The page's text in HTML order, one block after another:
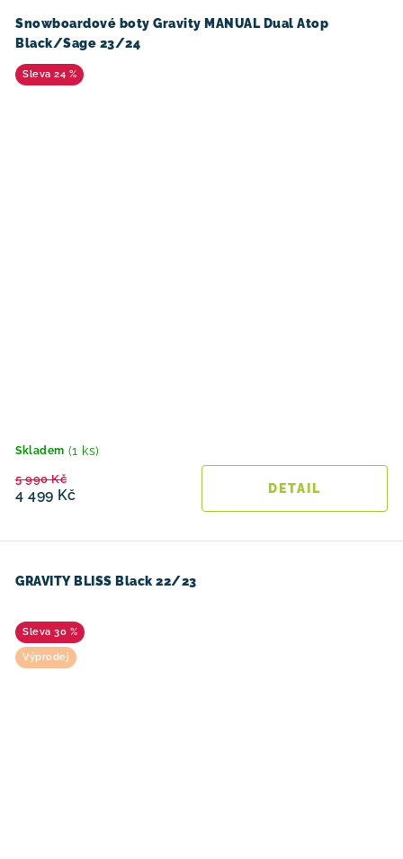
Snowboardové boty Gravity MANUAL Dual Atop
Black/Sage 23/24
24 %
Skladem (1 ks)
4 499 Kč
5 990 Kč
GRAVITY BLISS Black 22/23
30 %
Výprodej